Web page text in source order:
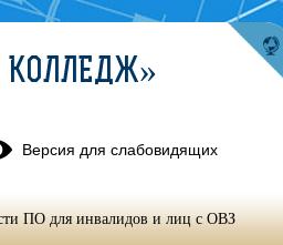
КОЛЛЕДЖ»
Версия для слабовидящих
ПО для инвалидов и лиц с ОВЗ